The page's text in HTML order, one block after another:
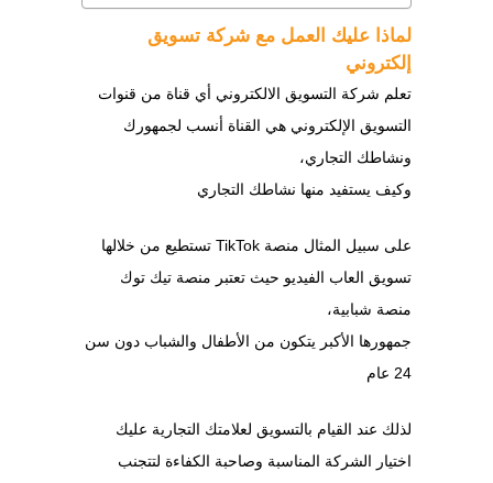
لماذا عليك العمل مع شركة تسويق
إلكتروني
تعلم شركة التسويق الالكتروني أي قناة من قنوات
التسويق الإلكتروني هي القناة أنسب لجمهورك
ونشاطك التجاري،
وكيف يستفيد منها نشاطك التجاري
على سبيل المثال منصة TikTok تستطيع من خلالها
تسويق العاب الفيديو حيث تعتبر منصة تيك توك
منصة شبابية،
جمهورها الأكبر يتكون من الأطفال والشباب دون سن
24 عام
لذلك عند القيام بالتسويق لعلامتك التجارية عليك
اختيار الشركة المناسبة وصاحبة الكفاءة لتتجنب